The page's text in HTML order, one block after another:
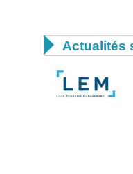
 Actualités